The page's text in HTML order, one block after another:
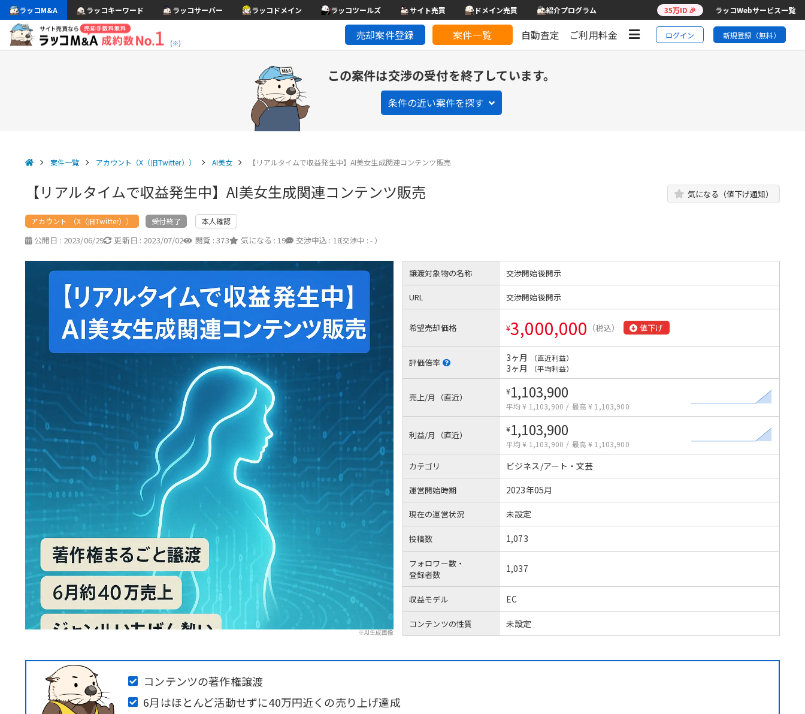
ラッコM&A ラッコキーワード ラッコサーバー ラッコドメイン ラッコツールズ サイト売買 ドメイン売買 紹介プログラム 35万ID 🎉 ラッコWebサービス一覧
(※)
売却案件登録 案件一覧 自動査定 ご利用料金 ログイン 新規登録（無料）
この案件は交渉の受付を終了しています。
条件の近い案件を探す
案件一覧 アカウント（X（旧Twitter）） AI美女 【リアルタイムで収益発生中】AI美女生成関連コンテンツ販売
【リアルタイムで収益発生中】AI美女生成関連コンテンツ販売 気になる（値下げ通知）
アカウント （X（旧Twitter）） 受付終了 本人確認
公開日 : 2023/06/29 更新日 : 2023/07/02 閲覧 :373 気になる : 19 交渉申込 : 18
（交渉中 : - ）
※AI生成画像
譲渡対象物の名称 交渉開始後開示
URL 交渉開始後開示
希望売却価格 ¥3,000,000 （税込） 値下げ
評価倍率 3ヶ月 （直近利益）
3ヶ月 （平均利益）
売上/月（直近）
¥1,103,900
平均 ¥ 1,103,900 / 最高 ¥ 1,103,900
利益/月（直近）
¥1,103,900
平均 ¥ 1,103,900 / 最高 ¥ 1,103,900
カテゴリ ビジネス/アート・文芸
運営開始時期 2023年05月
現在の運営状況 未設定
投稿数 1,073
フォロワー数・
登録者数
1,037
収益モデル EC
コンテンツの性質 未設定
コンテンツの著作権譲渡
6月はほとんど活動せずに40万円近くの売り上げ達成